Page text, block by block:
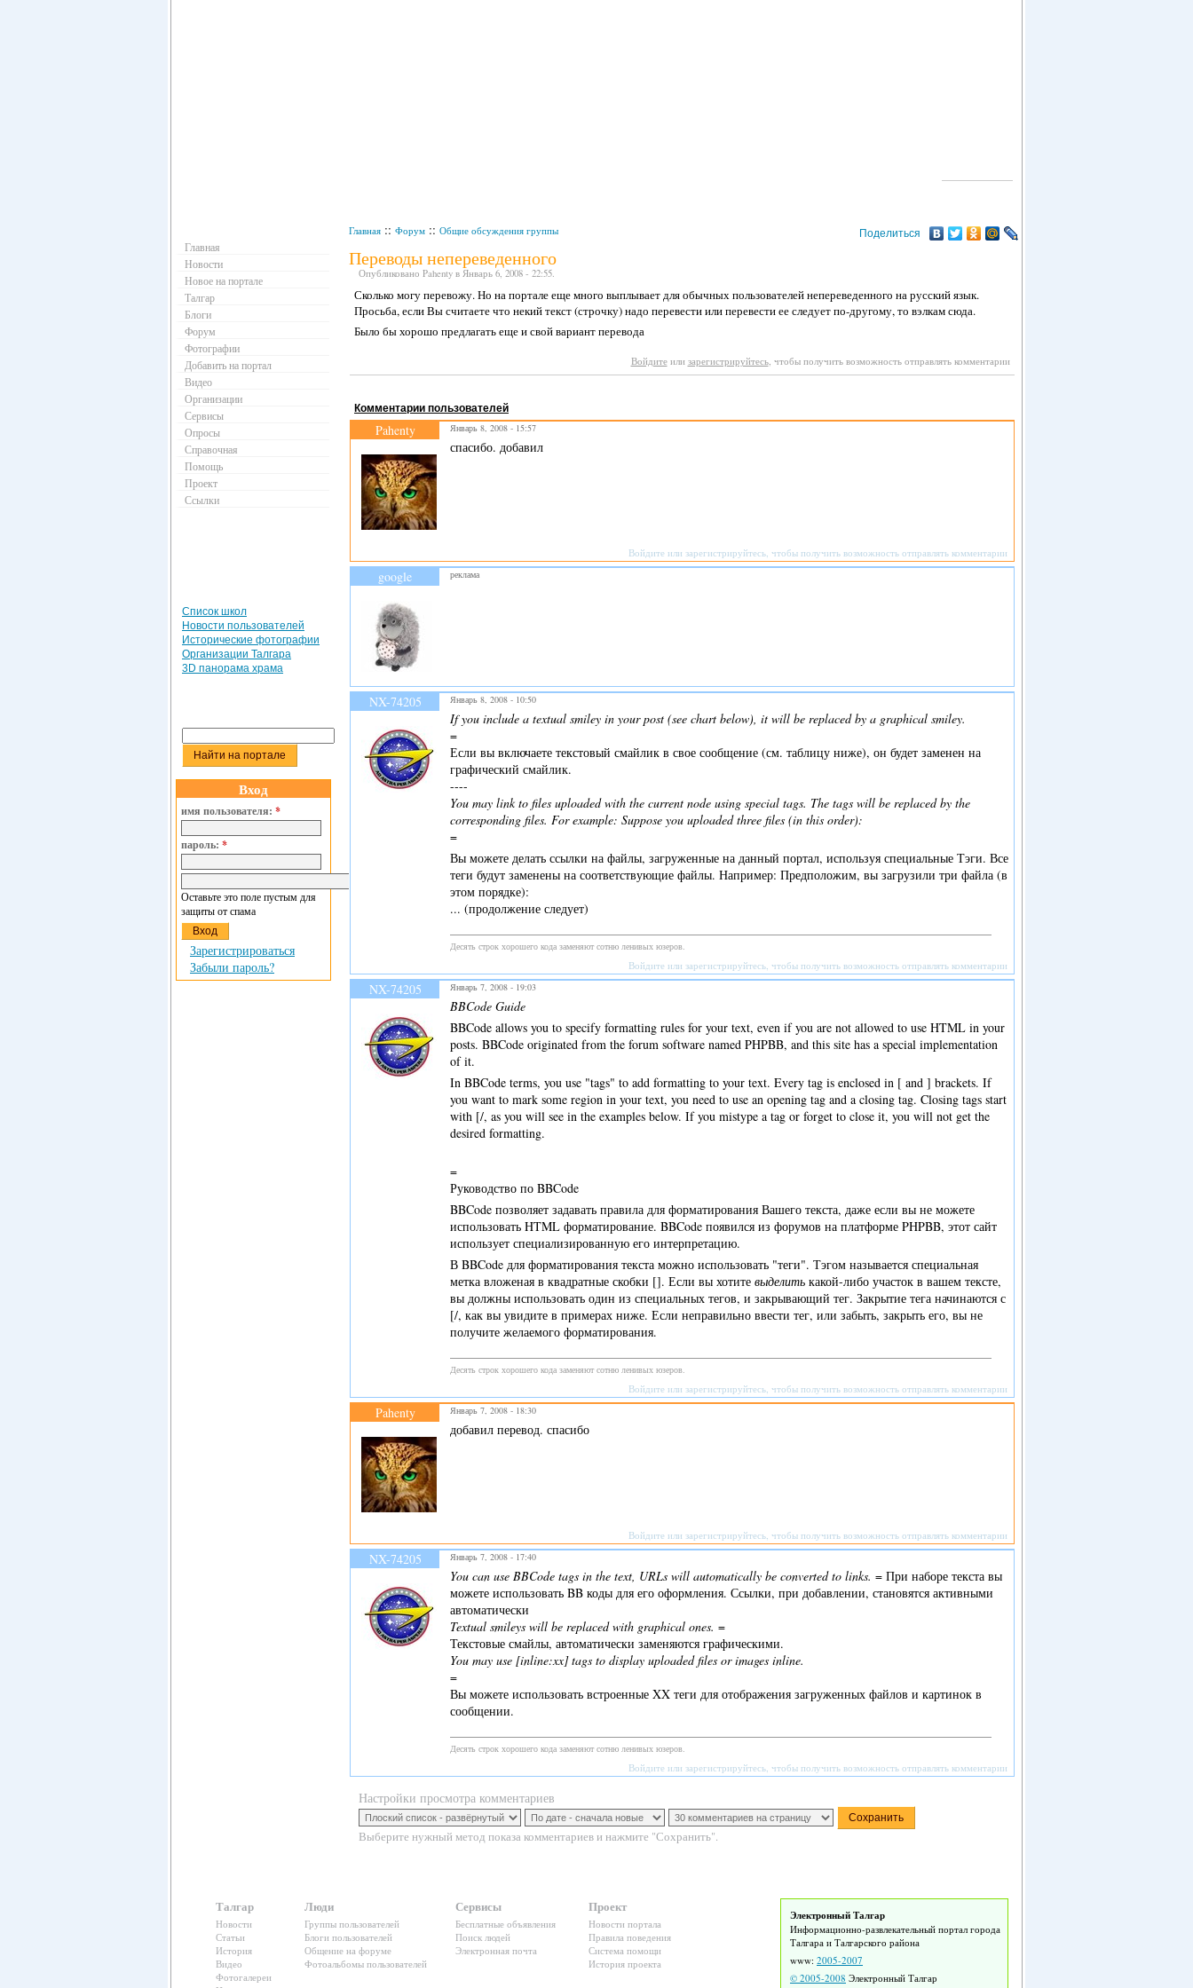
Поделиться
Главная :: Форум :: Общие обсуждения группы
Переводы непереведенного
Опубликовано Pahenty в Январь 6, 2008 - 22:55.
Сколько могу перевожу. Но на портале еще много выплывает для обычных пользователей непереведенного на русский язык.
Просьба, если Вы считаете что некий текст (строчку) надо перевести или перевести ее следует по-другому, то вэлкам сюда.
Было бы хорошо предлагать еще и свой вариант перевода
Войдитеили зарегистрируйтесь, чтобы получить возможность отправлять комментарии
Комментарии пользователей
Pahenty Январь 8, 2008 - 15:57
спасибо. добавил
Войдитеили зарегистрируйтесь, чтобы получить возможность отправлять комментарии
google реклама
NX-74205 Январь 8, 2008 - 10:50
If you include a textual smiley in your post (see chart below), it will be replaced by a graphical smiley.
=
Если вы включаете текстовый смайлик в свое сообщение (см. таблицу ниже), он будет заменен на
графический смайлик.
----
You may link to files uploaded with the current node using special tags. The tags will be replaced by the
corresponding files. For example: Suppose you uploaded three files (in this order):
=
Вы можете делать ссылки на файлы, загруженные на данный портал, используя специальные Тэги. Все
теги будут заменены на соответствующие файлы. Например: Предположим, вы загрузили три файла (в
этом порядке):
... (продолжение следует)
Десять строк хорошего кода заменяют сотню ленивых юзеров.
Войдитеили зарегистрируйтесь, чтобы получить возможность отправлять комментарии
NX-74205 Январь 7, 2008 - 19:03
BBCode Guide
BBCode allows you to specify formatting rules for your text, even if you are not allowed to use HTML in your
posts. BBCode originated from the forum software named PHPBB, and this site has a special implementation
of it.
In BBCode terms, you use "tags" to add formatting to your text. Every tag is enclosed in [ and ] brackets. If
you want to mark some region in your text, you need to use an opening tag and a closing tag. Closing tags start
with [/, as you will see in the examples below. If you mistype a tag or forget to close it, you will not get the
desired formatting.
=
Руководство по BBCode
BBCode позволяет задавать правила для форматирования Вашего текста, даже если вы не можете
использовать HTML форматирование. BBCode появился из форумов на платформе PHPBB, этот сайт
использует специализированную его интерпретацию.
В BBCode для форматирования текста можно использовать "теги". Тэгом называется специальная
метка вложеная в квадратные скобки []. Если вы хотите выделить какой-либо участок в вашем тексте,
вы должны использовать один из специальных тегов, и закрывающий тег. Закрытие тега начинаются с
[/, как вы увидите в примерах ниже. Если неправильно ввести тег, или забыть, закрыть его, вы не
получите желаемого форматирования.
Десять строк хорошего кода заменяют сотню ленивых юзеров.
Войдитеили зарегистрируйтесь, чтобы получить возможность отправлять комментарии
Pahenty Январь 7, 2008 - 18:30
добавил перевод. спасибо
Войдитеили зарегистрируйтесь, чтобы получить возможность отправлять комментарии
NX-74205 Январь 7, 2008 - 17:40
You can use BBCode tags in the text, URLs will automatically be converted to links. = При наборе текста вы
можете использовать BB коды для его оформления. Ссылки, при добавлении, становятся активными
автоматически
Textual smileys will be replaced with graphical ones. =
Текстовые смайлы, автоматически заменяются графическими.
You may use [inline:xx] tags to display uploaded files or images inline.
=
Вы можете использовать встроенные XX теги для отображения загруженных файлов и картинок в
сообщении.
Десять строк хорошего кода заменяют сотню ленивых юзеров.
Войдитеили зарегистрируйтесь, чтобы получить возможность отправлять комментарии
Настройки просмотра комментариев
Выберите нужный метод показа комментариев и нажмите "Сохранить".
Главная
Новости
Новое на портале
Талгар
Блоги
Форум
Фотографии
Добавить на портал
Видео
Организации
Сервисы
Опросы
Справочная
Помощь
Проект
Ссылки
Список школ
Новости пользователей
Исторические фотографии
Организации Талгара
3D панорама храма
Вход
имя пользователя: *
пароль: *
Оставьте это поле пустым для
защиты от спама
Зарегистрироваться
Забыли пароль?
Талгар
Новости
Статьи
История
Видео
Фотогалереи
Люди
Группы пользователей
Блоги пользователей
Общение на форуме
Фотоальбомы пользователей
Сервисы
Бесплатные объявления
Поиск людей
Электронная почта
Проект
Новости портала
Правила поведения
Система помощи
История проекта
Электронный Талгар
Информационно-развлекательный портал города
Талгара и Талгарского района
www: 2005-2007
© 2005-2008 Электронный Талгар